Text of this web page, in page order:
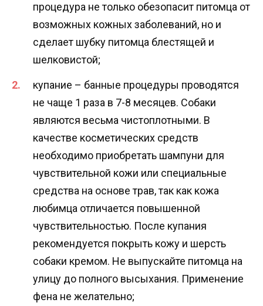
процедура не только обезопасит питомца от
возможных кожных заболеваний, но и
сделает шубку питомца блестящей и
шелковистой;
купание – банные процедуры проводятся
не чаще 1 раза в 7-8 месяцев. Собаки
являются весьма чистоплотными. В
качестве косметических средств
необходимо приобретать шампуни для
чувствительной кожи или специальные
средства на основе трав, так как кожа
любимца отличается повышенной
чувствительностью. После купания
рекомендуется покрыть кожу и шерсть
собаки кремом. Не выпускайте питомца на
улицу до полного высыхания. Применение
фена не желательно;